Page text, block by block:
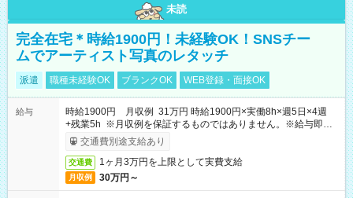
未読
完全在宅＊時給1900円！未経験OK！SNSチー
ムでアーティスト写真のレタッチ
派遣 職種未経験OK ブランクOK WEB登録・面接OK
給与
時給1900円 月収例 31万円 時給1900円×実働8h×週5日×4週
+残業5h ※月収例を保証するものではありません。※給与即受
取りサービス利用可（利用条件有）
交通費別途支給あり
交通費 1ヶ月3万円を上限として実費支給
月収例 30万円～